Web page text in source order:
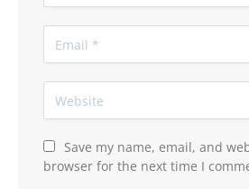
Save my name, email, and
browser for the next time I